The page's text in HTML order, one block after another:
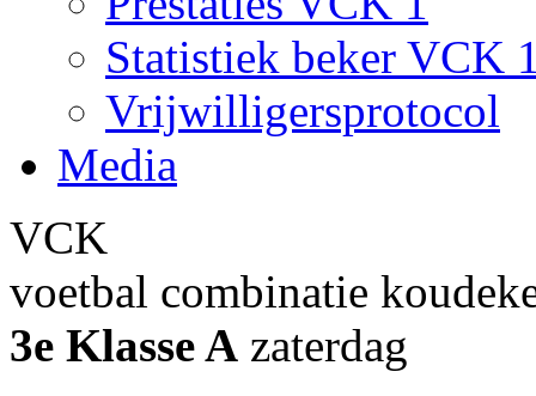
Statistiek beker VCK
Vrijwilligersprotocol
Media
VCK
voetbal combinatie
3e Klasse A zaterdag